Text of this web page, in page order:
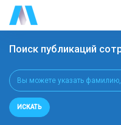
Поиск публикаций
ИСКАТЬ